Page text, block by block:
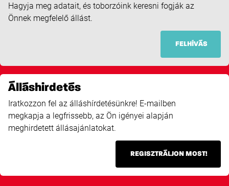
Hagyja meg adatait, és toborzóink keresni fogják az
Önnek megfelelő állást.
FELHÍVÁS
Álláshirdetés
Iratkozzon fel az álláshírdetésünkre! E-mailben
megkapja a legfrissebb, az Ön igényei alapján
meghirdetett állásajánlatokat.
REGISZTRÁLJON MOST!